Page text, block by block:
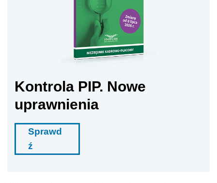
Kontrola PIP. Nowe
uprawnienia
Sprawd
ź